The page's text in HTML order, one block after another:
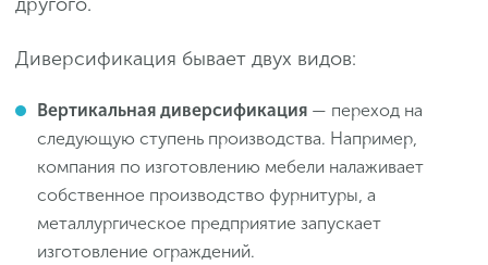
Диверсификация бывает двух видов:
Вертикальная диверсификация — переход на
следующую ступень производства. Например,
компания по изготовлению мебели налаживает
собственное производство фурнитуры, а
металлургическое предприятие запускает
изготовление ограждений.